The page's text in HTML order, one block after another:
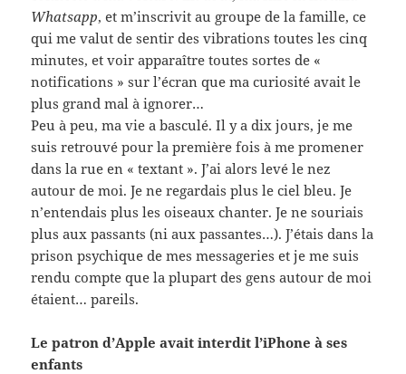
Whatsapp, et m’inscrivit au groupe de la famille, ce
qui me valut de sentir des vibrations toutes les cinq
minutes, et voir apparaître toutes sortes de «
notifications » sur l’écran que ma curiosité avait le
plus grand mal à ignorer…
Peu à peu, ma vie a basculé. Il y a dix jours, je me
suis retrouvé pour la première fois à me promener
dans la rue en « textant ». J’ai alors levé le nez
autour de moi. Je ne regardais plus le ciel bleu. Je
n’entendais plus les oiseaux chanter. Je ne souriais
plus aux passants (ni aux passantes…). J’étais dans la
prison psychique de mes messageries et je me suis
rendu compte que la plupart des gens autour de moi
étaient… pareils.
Le patron d’Apple avait interdit l’iPhone à ses
enfants